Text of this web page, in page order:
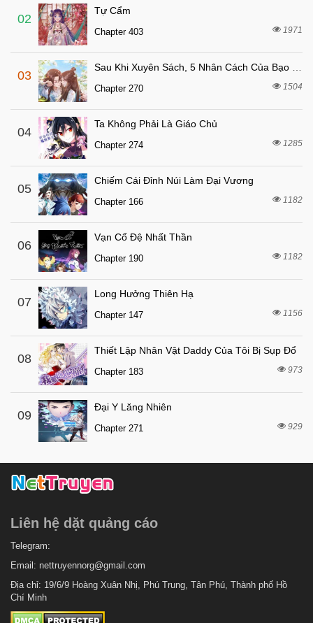
02
Tự Cẩm
Chapter 403 1971
03
Chapter 270 1504
04
Ta Không Phải Là Giáo Chủ
Chapter 274 1285
05
Chiếm Cái Đỉnh Núi Làm Đại Vương
Chapter 166 1182
06
Vạn Cổ Đệ Nhất Thần
Chapter 190 1182
07
Long Hưởng Thiên Hạ
Chapter 147 1156
08
Thiết Lập Nhân Vật Daddy Của Tôi Bị Sụp Đổ
Chapter 183 973
09
Đại Y Lăng Nhiên
Chapter 271 929
Liên hệ dặt quảng cáo
Telegram:
Email: nettruyennorg@gmail.com
Địa chỉ: 19/6/9 Hoàng Xuân Nhị, Phú Trung, Tân Phú, Thành phố Hồ
Chí Minh